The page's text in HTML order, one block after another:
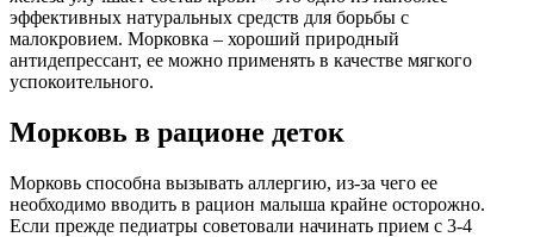
эффективных натуральных средств для борьбы с
малокровием. Морковка – хороший природный
антидепрессант, ее можно применять в качестве мягкого
успокоительного.
Морковь в рационе деток
Морковь способна вызывать аллергию, из-за чего ее
необходимо вводить в рацион малыша крайне осторожно.
Если прежде педиатры советовали начинать прием с 3-4